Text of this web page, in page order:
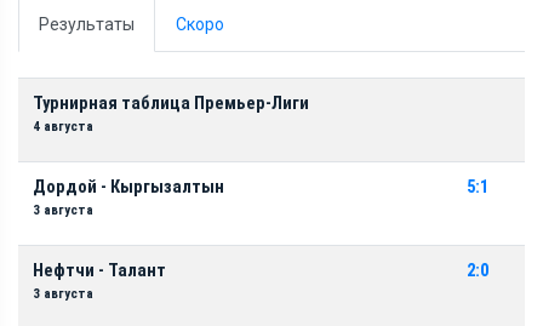
Результаты Скоро
Турнирная таблица Премьер-Лиги
4 августа
Дордой - Кыргызалтын
3 августа
5:1
Нефтчи - Талант
3 августа
2:0